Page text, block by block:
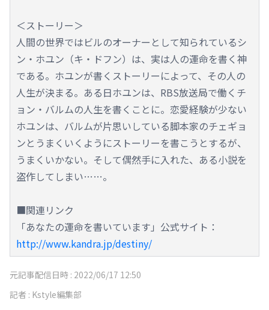
＜ストーリー＞
人間の世界ではビルのオーナーとして知られているシ
ン・ホユン（キ・ドフン）は、実は人の運命を書く神
である。ホユンが書くストーリーによって、その人の
人生が決まる。ある日ホユンは、RBS放送局で働くチ
ョン・バルムの人生を書くことに。恋愛経験が少ない
ホユンは、バルムが片思いしている脚本家のチェギョ
ンとうまくいくようにストーリーを書こうとするが、
うまくいかない。そして偶然手に入れた、ある小説を
盗作してしまい……。
■関連リンク
「あなたの運命を書いています」公式サイト：
http://www.kandra.jp/destiny/
元記事配信日時 : 2022/06/17 12:50
記者 : Kstyle編集部